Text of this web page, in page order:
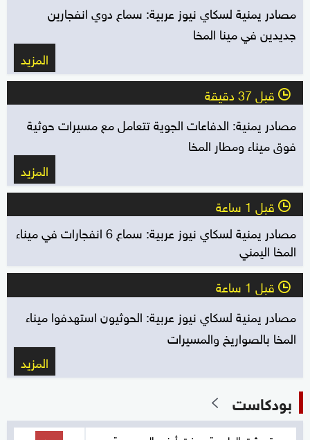
مصادر يمنية لسكاي نيوز عربية: سماع دوي انفجارين
جديدين في مينا المخا
المزيد
l قبل 37 دقيقة
مصادر يمنية: الدفاعات الجوية تتعامل مع مسيرات حوثية
فوق ميناء ومطار المخا
المزيد
l قبل 1 ساعة
مصادر يمنية لسكاي نيوز عربية: سماع 6 انفجارات في ميناء
المخا اليمني
l قبل 1 ساعة
مصادر يمنية لسكاي نيوز عربية: الحوثيون استهدفوا ميناء
المخا بالصواريخ والمسيرات
المزيد
بودكاست